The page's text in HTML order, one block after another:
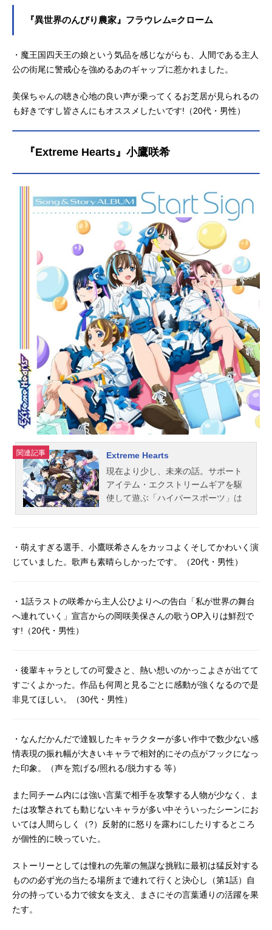
『異世界のんびり農家』フラウレム=クローム
・魔王国四天王の娘という気品を感じながらも、人間である主人
公の街尾に警戒心を強めるあのギャップに惹かれました。
美保ちゃんの聴き心地の良い声が乗ってくるお芝居が見られるの
も好きですし皆さんにもオススメしたいです!（20代・男性）
『Extreme Hearts』小鷹咲希
関連記事
Extreme Hearts
現在より少し、未来の話。サポート
アイテム・エクストリームギアを駆
使して遊ぶ「ハイパースポーツ」は
手、葉山陽和に訪れたある事件と出
会いをきっかけに、物語は動き出
Hearts放送形態TVアニメスケジュー
ル2022年7月9日（土）〜2022年9月
な橘雪乃：福原綾香小日向理瀬：小
澤亜李ノノ：橋本ちなみ桜井羽月：
阿部里果御社智：大西沙織末宗祐里
シェル・イェーガー：市ノ瀬加那ア
シュリー・ヴァンクロフト：瀬戸麻
沙美綾辻舞花：山崎はるか宮本椎
庭琴音：綱島瑞恵エマ・ベイリー：
緒方佑奈花見沢杏菜：春野杏長谷部
理音：今泉りおな北条恵美：洲崎綾
前田亜紀：菊池紗矢香橋本由香：樋
倉持若菜友永美晴：田中ちえ美塚原
愛子：西明日香佐々木尚子：久保田
ひかりNaO：二ノ宮愛子SaKo：千本
木彩...
・萌えすぎる選手、小鷹咲希さんをカッコよくそしてかわいく演
じていました。歌声も素晴らしかったです。（20代・男性）
・1話ラストの咲希から主人公ひよりへの告白「私が世界の舞台
へ連れていく」宣言からの岡咲美保さんの歌うOP入りは鮮烈で
す!（20代・男性）
・後輩キャラとしての可愛さと、熱い想いのかっこよさが出てて
すごくよかった。作品も何周と見るごとに感動が強くなるので是
非見てほしい。（30代・男性）
・なんだかんだで達観したキャラクターが多い作中で数少ない感
情表現の振れ幅が大きいキャラで相対的にその点がフックになっ
た印象。（声を荒げる/照れる/脱力する 等）
また同チーム内には強い言葉で相手を攻撃する人物が少なく、ま
たは攻撃されても動じないキャラが多い中そういったシーンにお
いては人間らしく（?）反射的に怒りを露わにしたりするところ
が個性的に映っていた。
ストーリーとしては憧れの先輩の無謀な挑戦に最初は猛反対する
ものの必ず光の当たる場所まで連れて行くと決心し（第1話）自
分の持っている力で彼女を支え、まさにその言葉通りの活躍を果
たす。